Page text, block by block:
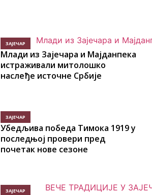
ЗАЈЕЧАР
Млади из Зајечара и Мајданпека
истраживали митолошко
наслеђе источне Србије
ЗАЈЕЧАР
Убедљива победа Тимока 1919 у
последњој провери пред
почетак нове сезоне
ЗАЈЕЧАР